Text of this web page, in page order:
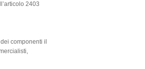
2403
componenti il